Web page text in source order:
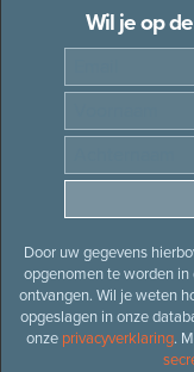
Wil je op
Door uw gegevens
opgenomen te worden
ontvangen. Wil je weten
opgeslagen in onze
onze privacyverklaring.